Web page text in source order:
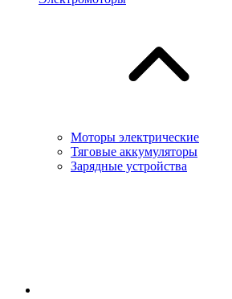
Моторы электрические
Тяговые аккумуляторы
Зарядные устройства